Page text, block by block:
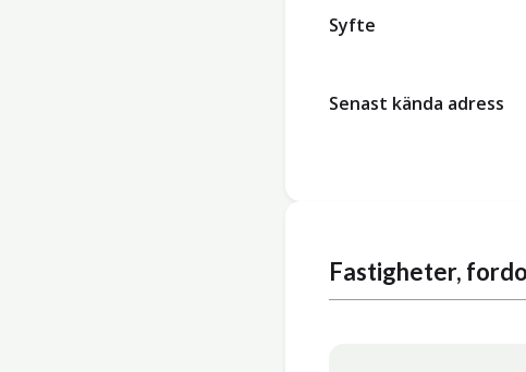
Syfte
Senast kända adress
Fastigheter,